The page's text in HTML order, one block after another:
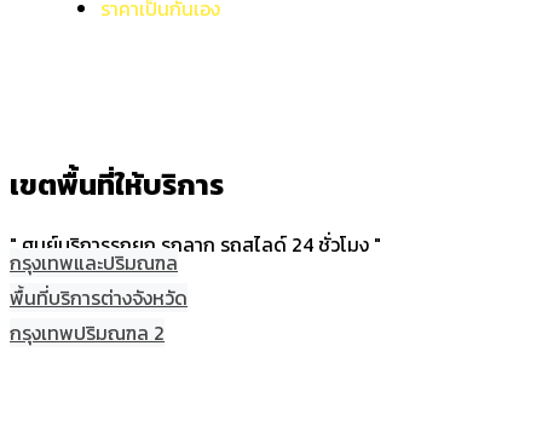
ราคาเป็นกันเอง
เขตพื้นที่ให้บริการ
" ศูนย์บริการรถยก รถลาก รถสไลด์ 24 ชั่วโมง "
กรุงเทพและปริมณฑล
พื้นที่บริการต่างจังหวัด
กรุงเทพปริมณฑล 2